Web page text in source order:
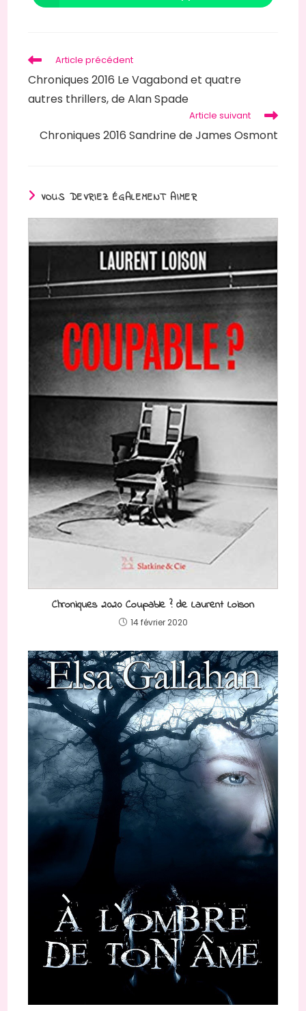
Article précédent
Chroniques 2016 Le Vagabond et quatre
autres thrillers, de Alan Spade
Article suivant
Chroniques 2016 Sandrine de James Osmont
VOUS DEVRIEZ ÉGALEMENT AIMER
Chroniques 2020 Coupable ? de Laurent Loison
14 février 2020